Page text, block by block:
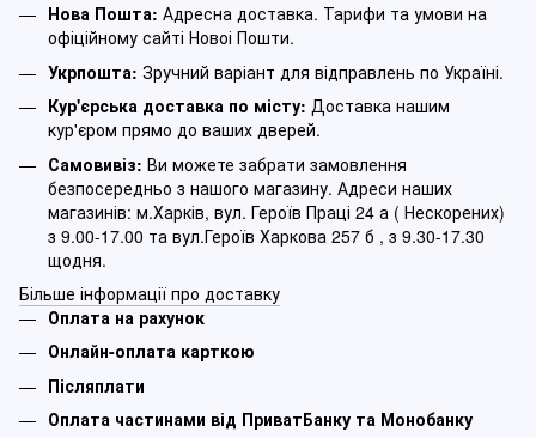
Нова Пошта: Адресна доставка. Тарифи та умови на
офіційному сайті Новоі Пошти.
Укрпошта: Зручний варіант для відправлень по Україні.
Кур'єрська доставка по місту: Доставка нашим
кур'єром прямо до ваших дверей.
Самовивіз: Ви можете забрати замовлення
безпосередньо з нашого магазину. Адреси наших
магазинів: м.Харків, вул. Героїв Праці 24 а ( Нескорених)
з 9.00-17.00 та вул.Героїв Харкова 257 б , з 9.30-17.30
щодня.
Більше інформації про доставку
Оплата на рахунок
Онлайн-оплата карткою
Післяплати
Оплата частинами від ПриватБанку та Монобанку